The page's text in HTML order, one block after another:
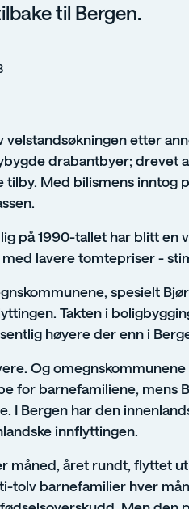
til Bergen.
velstandsøkningen etter
drabantbyer; drevet
Med bilismens inntog
på 1990-tallet har blitt en
lavere tomtepriser -
spesielt
Takten i
høyere der enn i
Og
for barnefamiliene, mens
I Bergen har den
innflyttingen.
måned, året rundt, flyttet
tolv barnefamilier hver